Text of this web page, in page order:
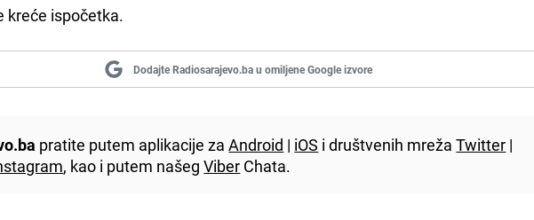
kreće ispočetka.
Dodajte Radiosarajevo.ba u omiljene Google izvore
pratite putem aplikacije zaAndroid | iOS i društvenih mrežaTwitter |
, kao i putem našegViber Chata.